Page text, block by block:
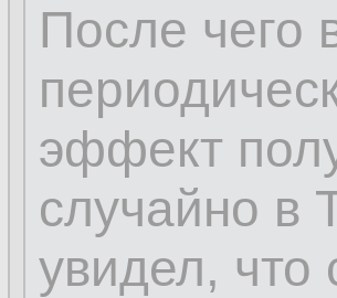
После чего
эффект
случайно в
увидел, что